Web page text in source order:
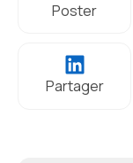
Poster
Partager